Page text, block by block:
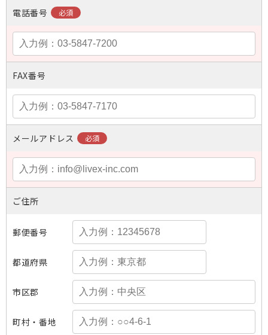
電話番号
FAX番号
メールアドレス
ご住所
郵便番号
都道府県
市区郡
町村・番地